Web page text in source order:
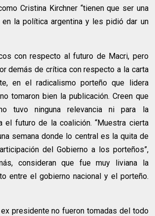
Cristina Kirchner “tienen que ser una
en la política argentina y les pidió dar un
con respecto al futuro de Macri, pero
demás de crítica con respecto a la carta
en el radicalismo porteño que lidera
tomaron bien la publicación. Creen que
tuvo ninguna relevancia ni para la
el futuro de la coalición. “Muestra cierta
semana donde lo central es la quita de
del Gobierno a los porteños”,
consideran que fue muy liviana la
entre el gobierno nacional y el porteño.
presidente no fueron tomadas del todo